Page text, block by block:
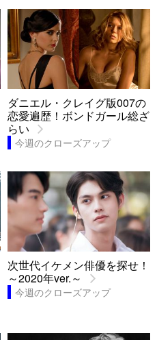
ダニエル・クレイグ版007の
恋愛遍歴！ボンドガール総ざ
らい
今週のクローズアップ
次世代イケメン俳優を探せ！
～2020年ver.～
今週のクローズアップ